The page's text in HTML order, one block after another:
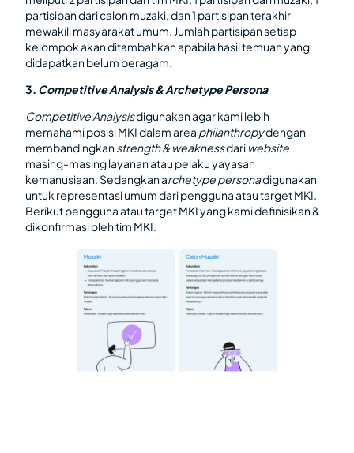
partisipan dari calon muzaki, dan 1 partisipan terakhir
mewakili masyarakat umum. Jumlah partisipan setiap
kelompok akan ditambahkan apabila hasil temuan yang
didapatkan belum beragam.
3. Competitive Analysis & Archetype Persona
Competitive Analysisdigunakan agar kami lebih
memahami posisi MKI dalam area philanthropydengan
membandingkanstrength & weaknessdari website
masing-masing layanan atau pelaku yayasan
kemanusiaan. Sedangkan archetype personadigunakan
untuk representasi umum dari pengguna atau target MKI.
Berikut pengguna atau target MKI yang kami definisikan &
dikonfirmasi oleh tim MKI.